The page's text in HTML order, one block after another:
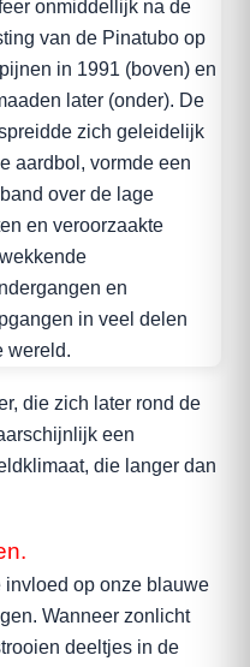
die zich later rond de
een
die langer dan
invloed op onze blauwe
Wanneer zonlicht
deeltjes in de